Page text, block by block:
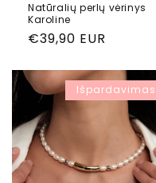
Natūralių perlų vėrinys
Karoline
Reguliari
€39,90 EUR
Išpardavimas